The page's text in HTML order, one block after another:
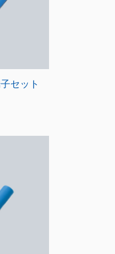
セット